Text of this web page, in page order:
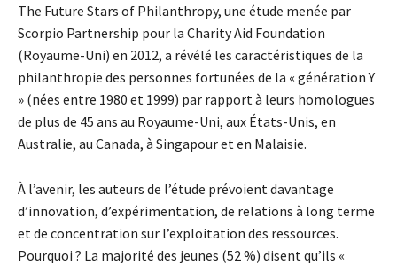
The Future Stars of Philanthropy, une étude menée par
Scorpio Partnership pour la Charity Aid Foundation
(Royaume-Uni) en 2012, a révélé les caractéristiques de la
philanthropie des personnes fortunées de la « génération Y
» (nées entre 1980 et 1999) par rapport à leurs homologues
de plus de 45 ans au Royaume-Uni, aux États-Unis, en
Australie, au Canada, à Singapour et en Malaisie.
À l’avenir, les auteurs de l’étude prévoient davantage
d’innovation, d’expérimentation, de relations à long terme
et de concentration sur l’exploitation des ressources.
Pourquoi ? La majorité des jeunes (52 %) disent qu’ils «